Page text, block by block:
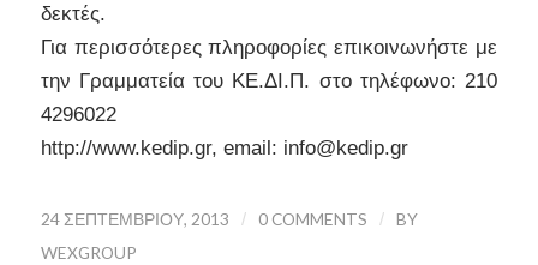
δεκτές.
Για περισσότερες πληροφορίες επικοινωνήστε με
την Γραμματεία του ΚΕ.ΔΙ.Π. στο τηλέφωνο: 210
4296022
http://www.kedip.gr, email: info@kedip.gr
24 ΣΕΠΤΕΜΒΡΊΟΥ, 2013 / 0 COMMENTS /
BY
WEXGROUP